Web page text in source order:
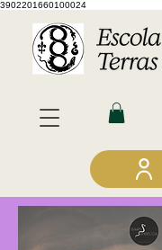
3902201660100024